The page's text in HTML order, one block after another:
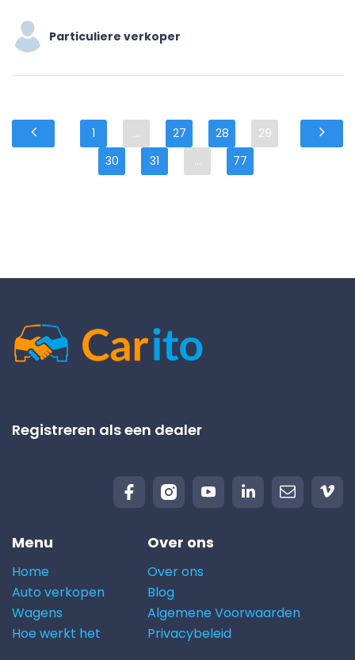
Particuliere verkoper
1 ... 27 28
29
30
31 ... 77
Registreren als een dealer
Menu
Home
Auto verkopen
Wagens
Hoe werkt het
Over ons
Over ons
Blog
Algemene Voorwaarden
Privacybeleid